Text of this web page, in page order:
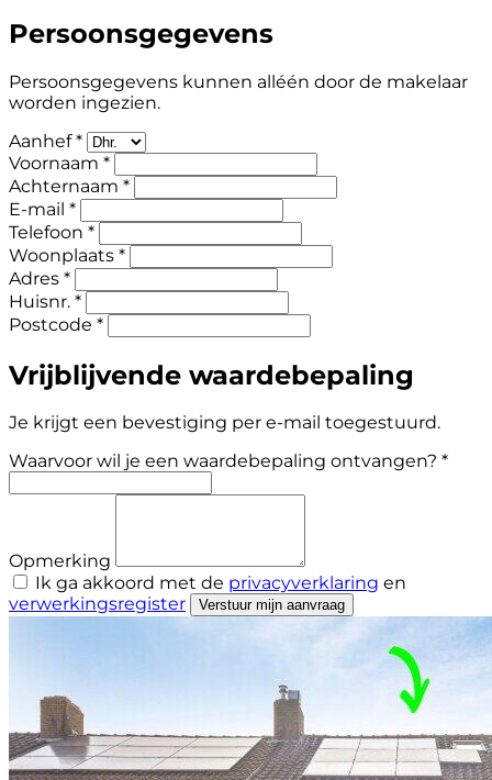
Persoonsgegevens
Persoonsgegevens kunnen alléén door de makelaar
worden ingezien.
Aanhef *
Voornaam *
Achternaam *
E-mail *
Telefoon *
Woonplaats *
Adres *
Huisnr. *
Postcode *
Vrijblijvende waardebepaling
Je krijgt een bevestiging per e-mail toegestuurd.
Waarvoor wil je een waardebepaling ontvangen? *
Opmerking
Ik ga akkoord met de privacyverklaring en
verwerkingsregister
Verstuur mijn aanvraag